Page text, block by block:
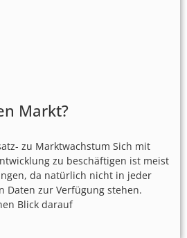
Markt?
zu Marktwachstum Sich mit
zu beschäftigen ist meist
da natürlich nicht in jeder
Daten zur Verfügung stehen.
Blick darauf